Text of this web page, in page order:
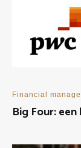
Financial
Big Four: